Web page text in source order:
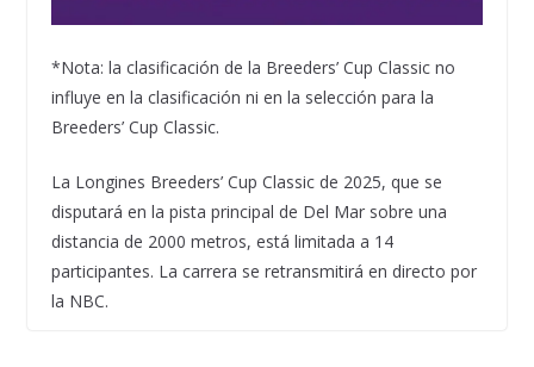
*Nota: la clasificación de la Breeders’ Cup Classic no
influye en la clasificación ni en la selección para la
Breeders’ Cup Classic.
La Longines Breeders’ Cup Classic de 2025, que se
disputará en la pista principal de Del Mar sobre una
distancia de 2000 metros, está limitada a 14
participantes. La carrera se retransmitirá en directo por
la NBC.